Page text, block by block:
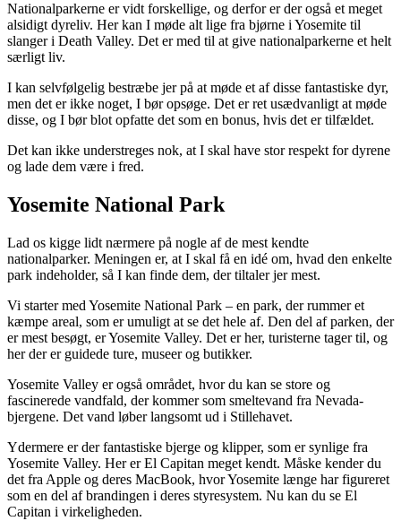
Nationalparkerne er vidt forskellige, og derfor er der også et meget
alsidigt dyreliv. Her kan I møde alt lige fra bjørne i Yosemite til
slanger i Death Valley. Det er med til at give nationalparkerne et helt
særligt liv.
I kan selvfølgelig bestræbe jer på at møde et af disse fantastiske dyr,
men det er ikke noget, I bør opsøge. Det er ret usædvanligt at møde
disse, og I bør blot opfatte det som en bonus, hvis det er tilfældet.
Det kan ikke understreges nok, at I skal have stor respekt for dyrene
og lade dem være i fred.
Yosemite National Park
Lad os kigge lidt nærmere på nogle af de mest kendte
nationalparker. Meningen er, at I skal få en idé om, hvad den enkelte
park indeholder, så I kan finde dem, der tiltaler jer mest.
Vi starter med Yosemite National Park – en park, der rummer et
kæmpe areal, som er umuligt at se det hele af. Den del af parken, der
er mest besøgt, er Yosemite Valley. Det er her, turisterne tager til, og
her der er guidede ture, museer og butikker.
Yosemite Valley er også området, hvor du kan se store og
fascinerede vandfald, der kommer som smeltevand fra Nevada-
bjergene. Det vand løber langsomt ud i Stillehavet.
Ydermere er der fantastiske bjerge og klipper, som er synlige fra
Yosemite Valley. Her er El Capitan meget kendt. Måske kender du
det fra Apple og deres MacBook, hvor Yosemite længe har figureret
som en del af brandingen i deres styresystem. Nu kan du se El
Capitan i virkeligheden.